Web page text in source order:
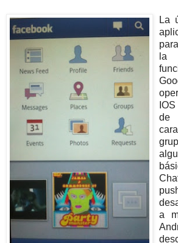
La
la
a